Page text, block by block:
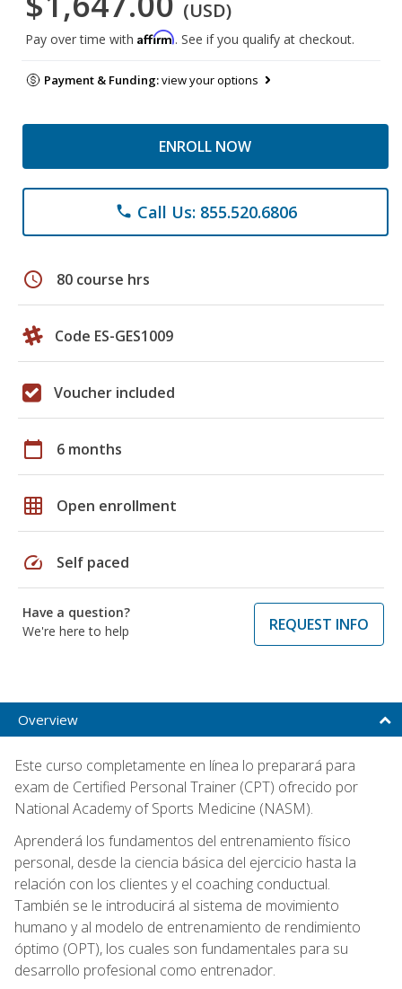
(USD)
Pay over time with Affirm. See if you qualify at checkout.
Payment & Funding:view your options
ENROLL NOW
phone Call Us: 855.520.6806
schedule 80 course hrs
Code ES-GES1009
Voucher included
calendar_today 6 months
grid_on Open enrollment
speed Self paced
Have a question?
We're here to help
REQUEST INFO
Overview
Este curso completamente en línea lo preparará para
exam de Certified Personal Trainer (CPT) ofrecido por
National Academy of Sports Medicine (NASM).
Aprenderá los fundamentos del entrenamiento físico
personal, desde la ciencia básica del ejercicio hasta la
relación con los clientes y el coaching conductual.
También se le introducirá al sistema de movimiento
humano y al modelo de entrenamiento de rendimiento
óptimo (OPT), los cuales son fundamentales para su
desarrollo profesional como entrenador.